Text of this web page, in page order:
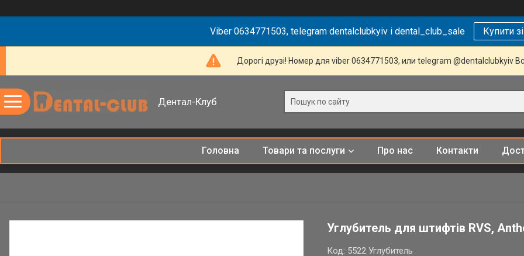
Viber 0634771503, telegram dentalclubkyiv і dental_club_sale Купити
Дорогі друзі! Номер для viber 0634771503, или telegram @dentalclubkyiv
Дентал-Клуб
Головна Товари та послуги Про нас Контакти
Углубитель для штифтів RVS,
Код: 5522 Углубитель